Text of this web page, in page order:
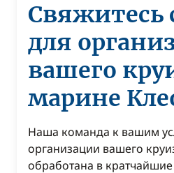
Свяжитесь
для
вашего
марине
Наша команда к вашим
организации вашего
обработана в